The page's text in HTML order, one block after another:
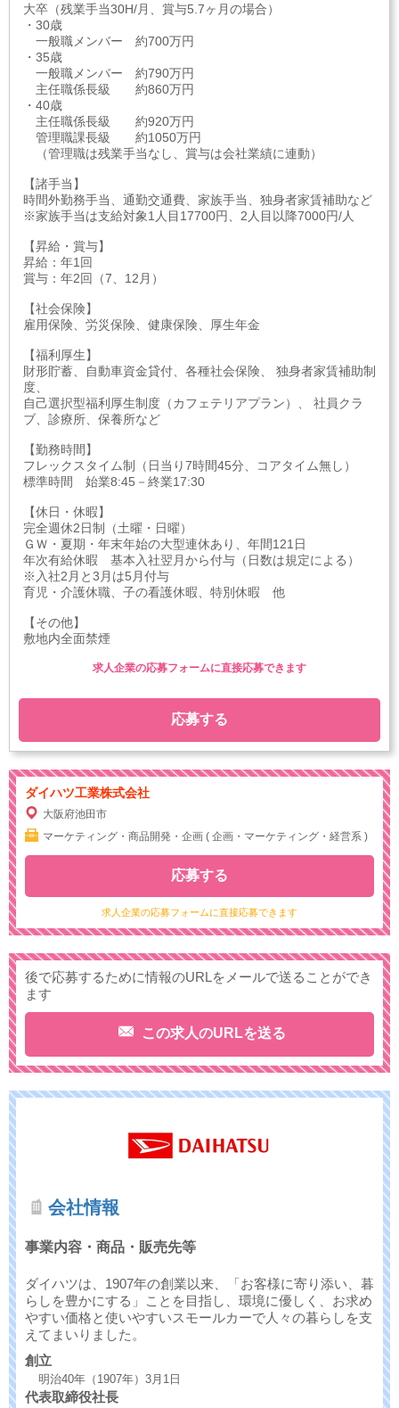
大卒（残業手当30H/月、賞与5.7ヶ月の場合）
・30歳
一般職メンバー 約700万円
・35歳
一般職メンバー 約790万円
主任職係長級 約860万円
・40歳
主任職係長級 約920万円
管理職課長級 約1050万円
（管理職は残業手当なし、賞与は会社業績に連動）
【諸手当】
時間外勤務手当、通勤交通費、家族手当、独身者家賃補助など
※家族手当は支給対象1人目17700円、2人目以降7000円/人
【昇給・賞与】
昇給：年1回
賞与：年2回（7、12月）
【社会保険】
雇用保険、労災保険、健康保険、厚生年金
【福利厚生】
財形貯蓄、自動車資金貸付、各種社会保険、 独身者家賃補助制
度、
自己選択型福利厚生制度（カフェテリアプラン）、 社員クラ
ブ、診療所、保養所など
【勤務時間】
フレックスタイム制（日当り7時間45分、コアタイム無し）
標準時間 始業8:45－終業17:30
【休日・休暇】
完全週休2日制（土曜・日曜）
ＧＷ・夏期・年末年始の大型連休あり、年間121日
年次有給休暇 基本入社翌月から付与（日数は規定による）
※入社2月と3月は5月付与
育児・介護休職、子の看護休暇、特別休暇 他
【その他】
敷地内全面禁煙
応募する
求人企業の応募フォームに直接応募できます
ダイハツ工業株式会社
大阪府池田市
マーケティング・商品開発・企画 ( 企画・マーケティング・経営系 )
求人企業の応募フォームに直接応募できます
応募する
後で応募するために情報のURLをメールで送ることができ
ます
この求人のURLを送る
会社情報
事業内容・商品・販売先等
ダイハツは、1907年の創業以来、「お客様に寄り添い、暮
らしを豊かにする」ことを目指し、環境に優しく、お求め
やすい価格と使いやすいスモールカーで人々の暮らしを支
えてまいりました。
創立
明治40年（1907年）3月1日
代表取締役社長